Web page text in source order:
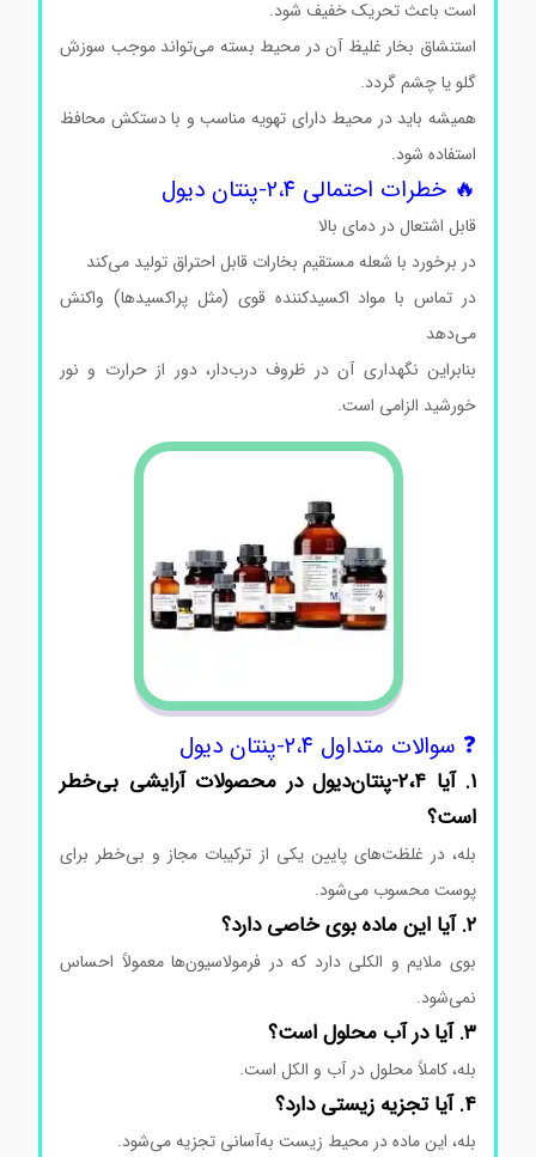
است باعث تحریک خفیف شود.
استنشاق بخار غلیظ آن در محیط بسته می‌تواند موجب سوزش
گلو یا چشم گردد.
همیشه باید در محیط دارای تهویه مناسب و با دستکش محافظ
استفاده شود.
🔥 خطرات احتمالی ۲،۴-پنتان دیول
قابل اشتعال در دمای بالا
در برخورد با شعله مستقیم بخارات قابل احتراق تولید می‌کند
در تماس با مواد اکسیدکننده قوی (مثل پراکسیدها) واکنش
می‌دهد
بنابراین نگهداری آن در ظروف درب‌دار، دور از حرارت و نور
خورشید الزامی است.
❓ سوالات متداول ۲،۴-پنتان دیول
۱. آیا ۲،۴-پنتان‌دیول در محصولات آرایشی بی‌خطر
است؟
بله، در غلظت‌های پایین یکی از ترکیبات مجاز و بی‌خطر برای
پوست محسوب می‌شود.
بوی ملایم و الکلی دارد که در فرمولاسیون‌ها معمولاً احساس
نمی‌شود.
بله، کاملاً محلول در آب و الکل است.
بله، این ماده در محیط زیست به‌آسانی تجزیه می‌شود.